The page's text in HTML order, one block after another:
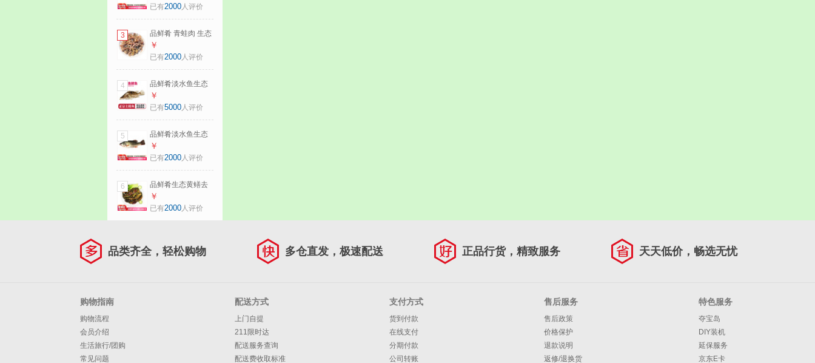
鲈鱼渔民现捕鲜活
前重量） 现杀1条
已有2000人评价
3
品鲜肴 青蛙肉 生态
养殖稻田蛙 鲜活蛙
现杀去皮（净膛）
内脏）
￥
已有2000人评价
4
品鲜肴淡水鱼生态
桂鱼鳜鱼鳌花鱼桂
花季花鱼自然捕获
【1.5斤活杀】
￥
已有5000人评价
5
品鲜肴淡水鱼生态
淡水鲈鱼无小刺河
鲈鱼渔民现捕鲜活
前重量） 现杀1条
￥
已有2000人评价
6
品鲜肴生态黄鳝去
骨黄鳝片鳝肉长鱼
片鳝鱼肉渔民捕抓
￥
已有2000人评价
品类齐全，轻松购物 多仓直发，极速配送 正品行货，精致服务 天天低价，畅选无忧
购物指南
购物流程
会员介绍
生活旅行/团购
常见问题
配送方式
上门自提
211限时达
配送服务查询
配送费收取标准
支付方式
货到付款
在线支付
分期付款
公司转账
售后服务
售后政策
价格保护
退款说明
返修/退换货
特色服务
夺宝岛
DIY装机
延保服务
京东E卡